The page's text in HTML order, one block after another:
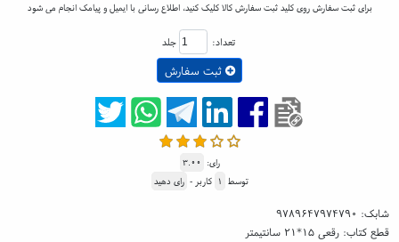
برای ثبت سفارش روی کلید ثبت سفارش کالا کلیک کنید، اطلاع رسانی با ایمیل و پیامک انجام می شود
تعداد: جلد
ثبت سفارش
رای: ۳.۰۰
توسط ۱ کاربر - رای دهید
شابک: ۹۷۸۹۶۴۷۹۷۴۷۹۰
قطع کتاب: رقعی ۱۵*۲۱ سانتیمتر